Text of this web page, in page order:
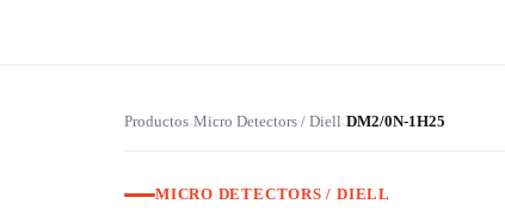
Productos›Micro Detectors / Diell›DM2/0N-1H25
MICRO DETECTORS / DIELL